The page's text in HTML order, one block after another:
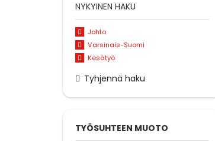
NYKYINEN HAKU
Johto
Varsinais-Suomi
Kesätyö
Tyhjennä haku
TYÖSUHTEEN MUOTO